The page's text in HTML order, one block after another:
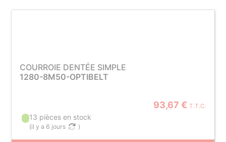
COURROIE DENTÉE SIMPLE
1280-8M50-OPTIBELT
93,67 € T.T.C.
13 pièces en stock
(il y a 6 jours )